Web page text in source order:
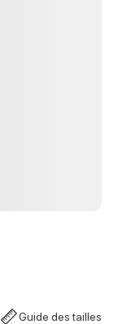
Guide des tailles